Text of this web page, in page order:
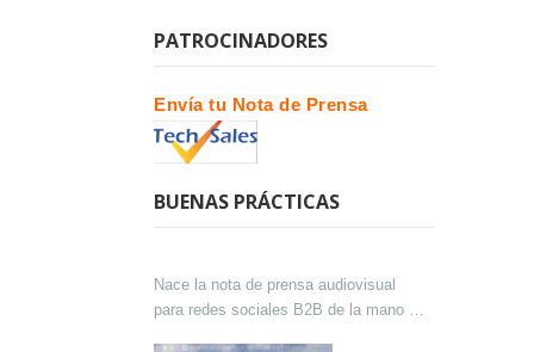
PATROCINADORES
Envía tu Nota de Prensa
BUENAS PRÁCTICAS
Nace la nota de prensa audiovisual
para redes sociales B2B de la mano de